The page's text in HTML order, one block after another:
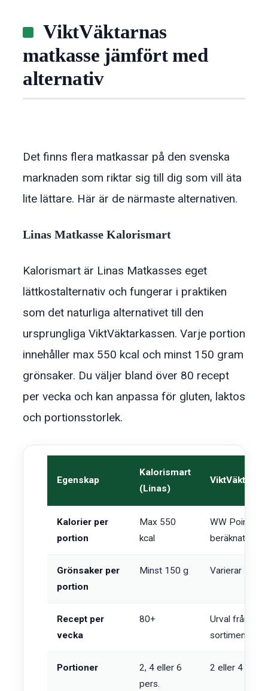
ViktVäktarnas
matkasse jämfört med
alternativ
Det finns flera matkassar på den svenska
marknaden som riktar sig till dig som vill äta
lite lättare. Här är de närmaste alternativen.
Linas Matkasse Kalorismart
Kalorismart är Linas Matkasses eget
lättkostalternativ och fungerar i praktiken
som det naturliga alternativet till den
ursprungliga ViktVäktarkassen. Varje portion
innehåller max 550 kcal och minst 150 gram
grönsaker. Du väljer bland över 80 recept
per vecka och kan anpassa för gluten, laktos
och portionsstorlek.
Egenskap
Kalorismart
(Linas)
Kalorier per
portion
Max 550
kcal
WW Points-
beräknat
Grönsaker per
portion
Minst 150 g Varierar
Recept per
vecka
80+
Urval från
sortiment
Portioner
2, 4 eller 6
pers.
2 eller 4 pers.